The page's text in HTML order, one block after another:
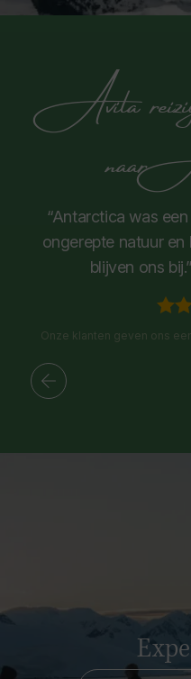
Avila
naar
“Antarctica was
ongerepte natuur
blijven ons
Onze klanten geven ons